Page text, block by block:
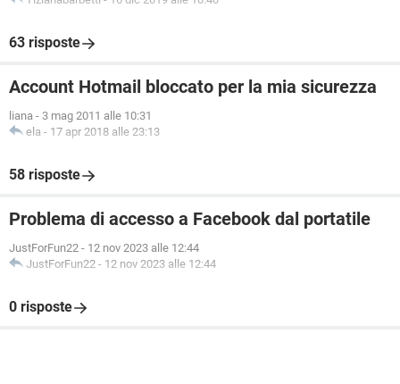
63 risposte
Account Hotmail bloccato per la mia sicurezza
liana - 3 mag 2011 alle 10:31
ela - 17 apr 2018 alle 23:13
58 risposte
Problema di accesso a Facebook dal portatile
JustForFun22 - 12 nov 2023 alle 12:44
JustForFun22 - 12 nov 2023 alle 12:44
0 risposte